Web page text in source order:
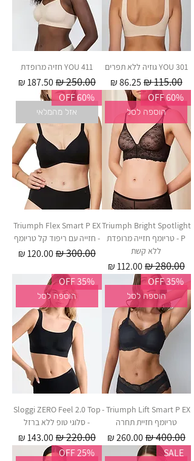
301 YOU גוזיה ללא תפרים
מחיר רגיל‏115.00 ‏₪ מחיר מבצע
411 YOU חזיה מרופדת
מחיר רגיל‏250.00 ‏₪ מחיר מבצע‏187.50 ‏₪
הוספה לסל
60% OFF
Triumph Bright Spotlight
P - טריומף חזייה מרופדת
ללא קשת
מחיר רגיל‏280.00 ‏₪ מחיר מבצע‏112.00 ‏₪
אזל מהמלאי
60% OFF
Triumph Flex Smart P EX
- חזייה עם ריפוד קל טריומף
מחיר רגיל‏300.00 ‏₪ מחיר מבצע‏120.00 ‏₪
הוספה לסל
35% OFF
Triumph Lift Smart P EX -
טריומף חזיית תחרה
מחיר רגיל‏400.00 ‏₪ מחיר מבצע‏260.00 ‏₪
הוספה לסל
35% OFF
Sloggi ZERO Feel 2.0 Top
- סלוגי טופ ללא ברזל
מחיר רגיל‏220.00 ‏₪ מחיר מבצע‏143.00 ‏₪
SALE
25% OFF